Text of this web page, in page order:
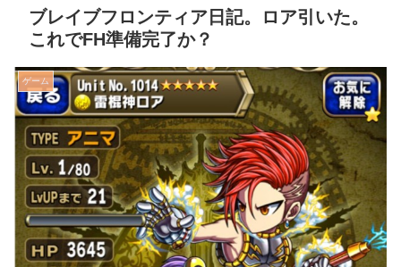
ブレイブフロンティア日記。ロア引いた。
これでFH準備完了か？
ゲーム